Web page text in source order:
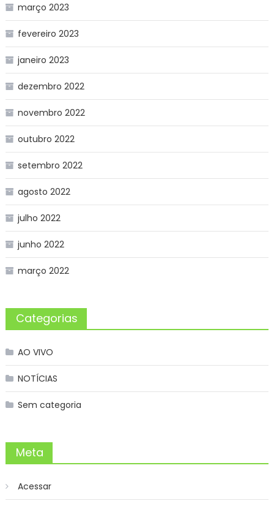
março 2023
fevereiro 2023
janeiro 2023
dezembro 2022
novembro 2022
outubro 2022
setembro 2022
agosto 2022
julho 2022
junho 2022
março 2022
Categorias
AO VIVO
NOTÍCIAS
Sem categoria
Meta
Acessar